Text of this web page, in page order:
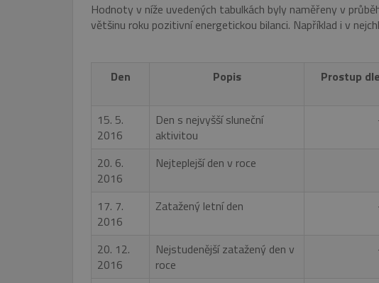
Hodnoty v níže uvedených tabulkách byly naměřeny v
většinu roku pozitivní energetickou bilanci. Například i v
Den Popis Prostup
15. 5.
2016
Den s nejvyšší sluneční
aktivitou
20. 6.
2016
Nejteplejší den v roce
17. 7.
2016
Zatažený letní den
20. 12.
2016
Nejstudenější zatažený den v
roce